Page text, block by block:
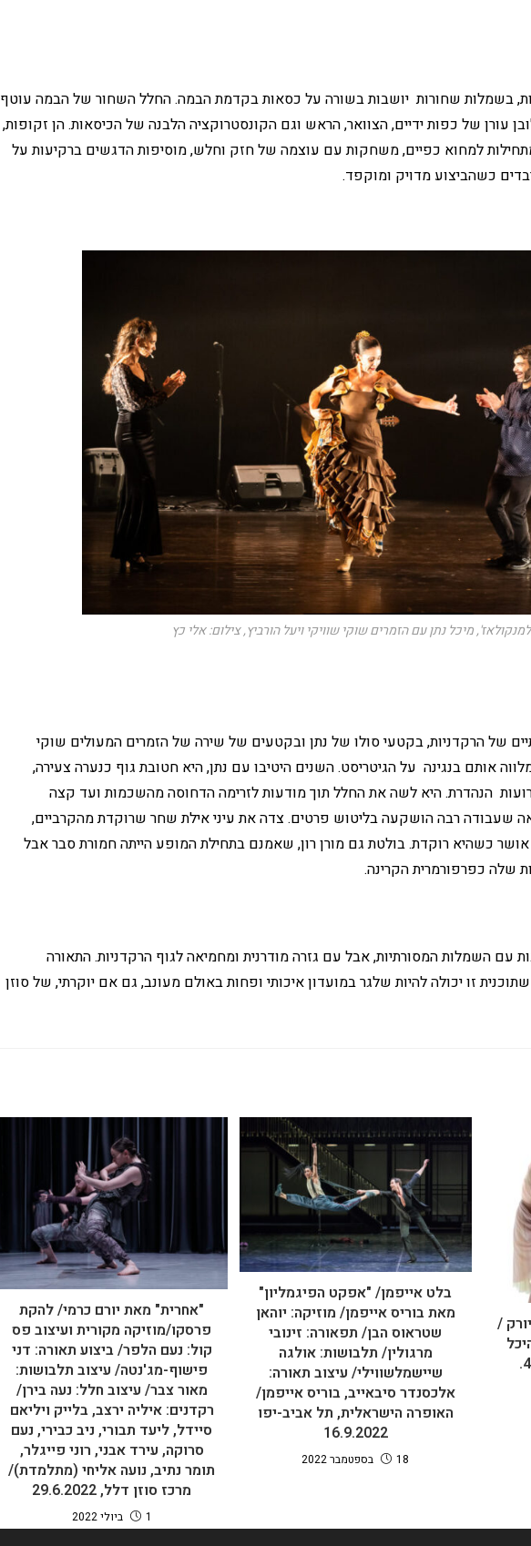
בשמלות שחורות יושבות בשורה על כסאות בקדמת הבמה. החלל השחור של הבמה עוטף
עורן של כפות ידיים, הצוואר, הראש וגם הקונסטרוקציה הלבנה של הכיסאות. הן זקופות,
למחוא כפיים, משחקות עם עוצמה של חזק וחלש, מוסיפות הדגשים ברקיעות על
כשהביצוע מדויק ומוקפד.
מיכל נתן עם הזמרים שוקי שוויקי ויעל הורביץ, צילום: אלי כץ
של הרקדניות, בקטעי סולו של נתן ובקטעים של שירה של הזמרים המעולים שוקי
אותם בנגינה על הגיטריסט. השנים היטיבו עם נתן, היא חטובת גוף כנערה צעירה,
הנהדרת. היא לשה את החלל תוך מודעות לזרימה הדחוסה מהשכמות ועד קצה
שעבודה רבה הושקעה בליטוש פרטים. צדה את עיני אילת שחר שרוקדת מהקרביים,
כשהיא רוקדת. בולטת גם מורן רון, שאמנם בתחילת המופע הייתה חמורת סבר אבל
שלה כפרפורמרית הקרינה.
עם השמלות המסורתיות, אבל עם גזרה מודרנית ומחמיאה לגוף הרקדניות. התאורה
זו יכולה להיות שלגר במועדון איכותי ופחות באולם מעונב, גם אם יוקרתי, של סוזן
"אחרית" מאת יורם כרמי/ להקת
פרסקו/מוזיקה מקורית ועיצוב פס
קול: נעם הלפר/ ביצוע תאורה: דני
פישוף-מג'נטה/ עיצוב תלבושות:
מאור צבר/ עיצוב חלל: נעה בירן/
רקדנים: איליה ירצב, בלייק ויליאם
סיידל, ליעד תבורי, ניב כבירי, נעם
סרוקה, עירד אבני, רוני פייגלר,
תומר נתיב, נועה אליחי (מתלמדת)/
מרכז סוזן דלל, 29.6.2022
1 ביולי 2022
בלט אייפמן/ "אפקט הפיגמליון"
מאת בוריס אייפמן/ מוזיקה: יוהאן
שטראוס הבן/ תפאורה: זינובי
מרגולין/ תלבושות: אולגה
שיישמלשווילי/ עיצוב תאורה:
אלכסנדר סיבאייב, בוריס אייפמן/
האופרה הישראלית, תל אביב-יפו
16.9.2022
18 בספטמבר 2022
/